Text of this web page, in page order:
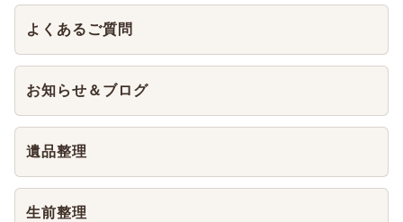
よくあるご質問
お知らせ＆ブログ
遺品整理
生前整理